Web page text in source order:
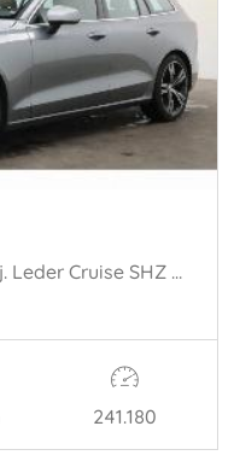
2.0 T5 Momentum Polska rej. Leder Cruise SHZ AHK
241.180